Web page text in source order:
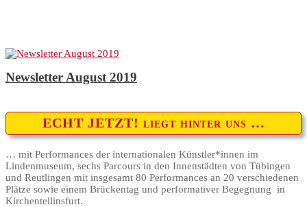
Newsletter August 2019
ECHT JETZT! liegt hinter uns …
… mit Performances der internationalen Künstler*innen im
Lindenmuseum, sechs Parcours in den Innenstädten von Tübingen
und Reutlingen mit insgesamt 80 Performances an 20 verschiedenen
Plätze sowie einem Brückentag und performativer Begegnung in
Kirchentellinsfurt.